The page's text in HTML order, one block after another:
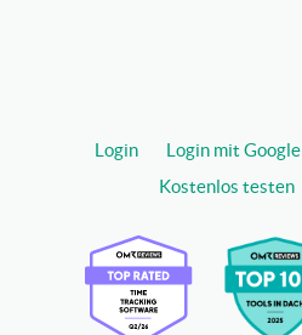
Login Login mit Google
Kostenlos testen